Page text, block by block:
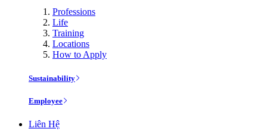
Professions
Life
Training
Locations
How to Apply
Sustainability
Employee
Liên Hệ